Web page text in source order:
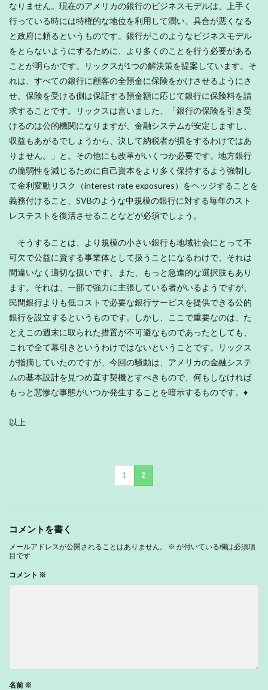
なりません。現在のアメリカの銀行のビジネスモデルは、上手く
行っている時には特権的な地位を利用して潤い、具合が悪くなる
と政府に頼るというものです。銀行がこのようなビジネスモデル
をとらないようにするために、より多くのことを行う必要がある
ことが明らかです。リックスが1つの解決策を提案しています。そ
れは、すべての銀行に顧客の全預金に保険をかけさせるようにさ
せ、保険を受ける側は保証する預金額に応じて銀行に保険料を請
求することです。リックスは言いました、「銀行の保険を引き受
けるのは公的機関になりますが、金融システムが安定しますし、
収益もあがるでしょうから、決して納税者が損をするわけではあ
りません。」と。その他にも改革がいくつか必要です。地方銀行
の脆弱性を減じるために自己資本をより多く保持するよう強制し
て金利変動リスク（interest-rate exposures）をヘッジすることを
義務付けること、SVBのような中規模の銀行に対する毎年のスト
レステストを復活させることなどが必須でしょう。
そうすることは、より規模の小さい銀行も地域社会にとって不
可欠で公益に資する事業体として扱うことになるわけで、それは
間違いなく適切な扱いです。また、もっと急進的な選択肢もあり
ます。それは、一部で強力に主張している者がいるようですが、
民間銀行よりも低コストで必要な銀行サービスを提供できる公的
銀行を設立するというものです。しかし、ここで重要なのは、た
とえこの週末に取られた措置が不可避なものであったとしても、
これで全て幕引きというわけではないということです。リックス
が指摘していたのですが、今回の騒動は、アメリカの金融システ
ムの基本設計を見つめ直す契機とすべきもので、何もしなければ
もっと悲惨な事態がいつか発生することを暗示するものです。♦
以上
1 2
コメントを書く
メールアドレスが公開されることはありません。 ※ が付いている欄は必須項
目です
コメント ※
名前 ※